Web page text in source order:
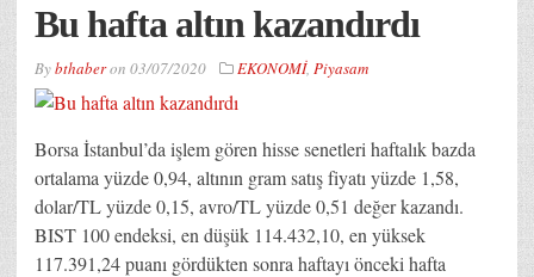
Bu hafta altın kazandırdı
Bybthaberon 03/07/2020 EKONOMİ, Piyasam
Borsa İstanbul’da işlem gören hisse senetleri haftalık bazda
ortalama yüzde 0,94, altının gram satış fiyatı yüzde 1,58,
dolar/TL yüzde 0,15, avro/TL yüzde 0,51 değer kazandı.
BIST 100 endeksi, en düşük 114.432,10, en yüksek
117.391,24 puanı gördükten sonra haftayı önceki hafta